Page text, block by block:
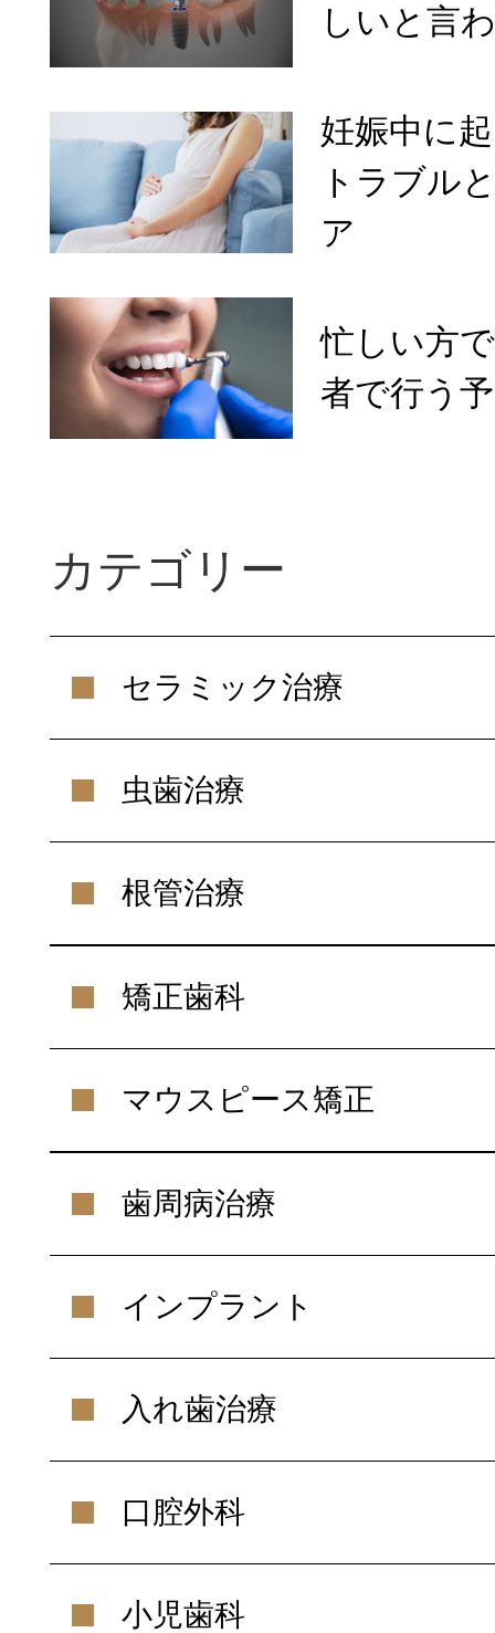
しいと言
妊娠中に
トラブル
ア
忙しい方
者で行う
カテゴリー
セラミック治療
虫歯治療
根管治療
矯正歯科
マウスピース矯正
歯周病治療
インプラント
入れ歯治療
口腔外科
小児歯科